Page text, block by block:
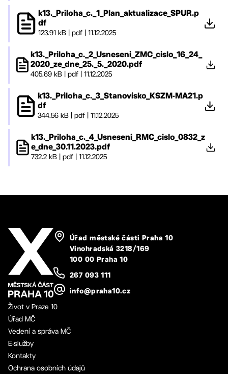
k13._Priloha_c._1_Plan_aktualizace_SPUR.p
df
123.91 kB |pdf |11.12.2025
k13._Priloha_c._2_Usneseni_ZMC_cislo_16_24_
2020_ze_dne_25._5._2020.pdf
405.69 kB pdf 11.12.2025
k13._Priloha_c._3_Stanovisko_KSZM-MA21.p
df
344.56 kB |pdf |11.12.2025
k13._Priloha_c._4_Usneseni_RMC_cislo_0832_z
e_dne_30.11.2023.pdf
732.2 kB |pdf |11.12.2025
Úřad městské části Praha 10
Vinohradská 3218/169
100 00 Praha 10
267 093 111
info@praha10.cz
Život v Praze 10
Úřad MČ
Vedení a správa MČ
E-služby
Kontakty
Ochrana osobních údajů